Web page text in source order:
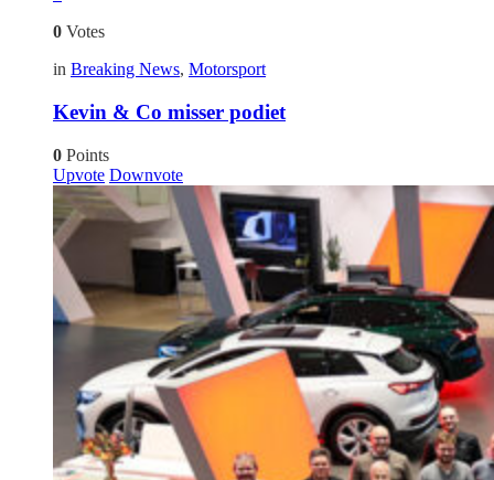
0 Votes
in Breaking News, Motorsport
Kevin & Co misser podiet
0 Points
Upvote Downvote